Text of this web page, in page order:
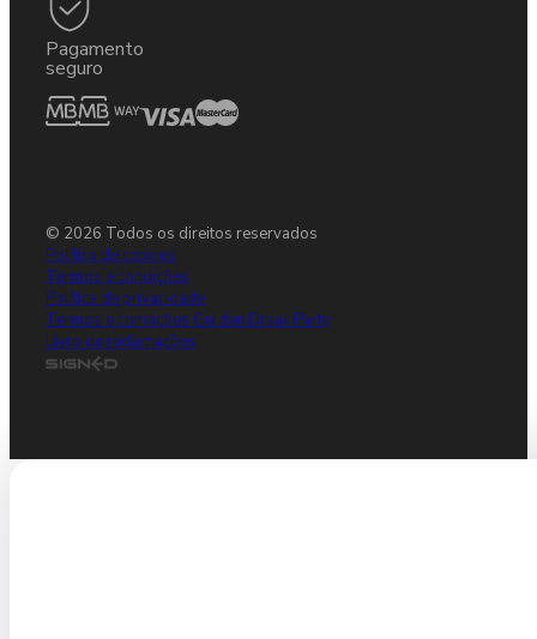
Pagamento
seguro
© 2026 Todos os direitos reservados
Política de cookies
Termos e condições
Política de privacidade
Termos e condições Gulden Draak Party
Livro de reclamações